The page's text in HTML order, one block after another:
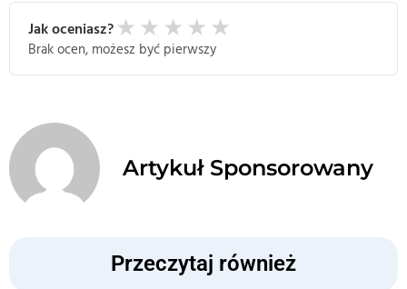
Jak oceniasz? ★ ★ ★ ★ ★
Brak ocen, możesz być pierwszy
Artykuł Sponsorowany
Przeczytaj również